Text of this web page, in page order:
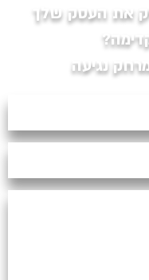
את העסק שלך
נגיעה